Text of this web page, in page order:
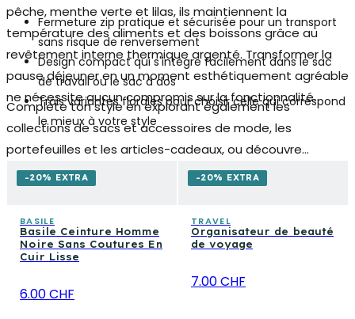
pêche, menthe verte et lilas, ils maintiennent la
température des aliments et des boissons grâce au
revêtement interne thermique argenté. Transformer la
pause déjeuner en un moment esthétiquement agréable
ne nécessite aucun compromis sur la fonctionnalité.
Fermeture zip pratique et sécurisée pour un transport
sans risque de renversement
Design compact qui s'intègre facilement dans le sac
de travail ou le sac à dos
Trois variantes florales pour choisir celle qui correspond
le mieux à votre style
Complète ton style en explorant également les
collections desacs et accessoires de mode, les
portefeuilles et les articles-cadeaux, ou découvre
comment associer ces accessoires aux produits de
-20% EXTRA
BASILE
Basile Ceinture Homme
Noire Sans Coutures En
Cuir Lisse
6.00 CHF
-20% EXTRA
TRAVEL
Organisateur de beauté
de voyage
7.00 CHF